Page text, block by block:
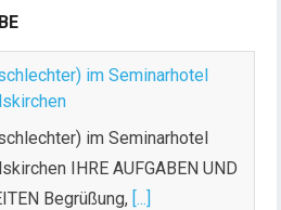
im Seminarhotel
im Seminarhotel
IHRE AUFGABEN UND
Begrüßung, [...]